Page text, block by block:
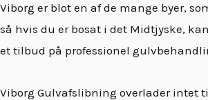
Viborg er blot en af de mange byer,
så hvis du er bosat i det Midtjyske,
et tilbud på professionel
Viborg Gulvafslibning overlader intet